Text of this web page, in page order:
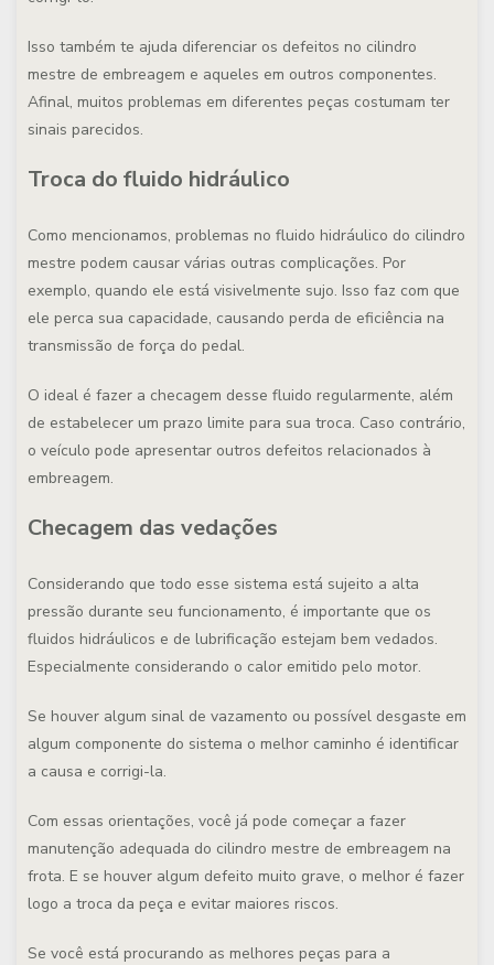
Isso também te ajuda diferenciar os defeitos no cilindro
mestre de embreagem e aqueles em outros componentes.
Afinal, muitos problemas em diferentes peças costumam ter
sinais parecidos.
Troca do fluido hidráulico
Como mencionamos, problemas no fluido hidráulico do cilindro
mestre podem causar várias outras complicações. Por
exemplo, quando ele está visivelmente sujo. Isso faz com que
ele perca sua capacidade, causando perda de eficiência na
transmissão de força do pedal.
O ideal é fazer a checagem desse fluido regularmente, além
de estabelecer um prazo limite para sua troca. Caso contrário,
o veículo pode apresentar outros defeitos relacionados à
embreagem.
Checagem das vedações
Considerando que todo esse sistema está sujeito a alta
pressão durante seu funcionamento, é importante que os
fluidos hidráulicos e de lubrificação estejam bem vedados.
Especialmente considerando o calor emitido pelo motor.
Se houver algum sinal de vazamento ou possível desgaste em
algum componente do sistema o melhor caminho é identificar
a causa e corrigi-la.
Com essas orientações, você já pode começar a fazer
manutenção adequada do cilindro mestre de embreagem na
frota. E se houver algum defeito muito grave, o melhor é fazer
logo a troca da peça e evitar maiores riscos.
Se você está procurando as melhores peças para a